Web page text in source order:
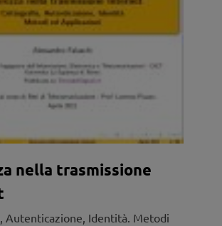
nella trasmissione
Autenticazione, Identità. Metodi